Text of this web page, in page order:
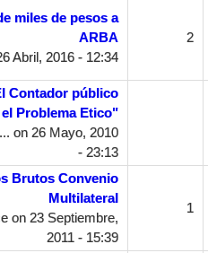
miles de pesos a
ARBA
Abril, 2016 - 12:34
2
Contador público
Problema Etico"
on 26 Mayo, 2010
- 23:13
Brutos Convenio
Multilateral
on 23 Septiembre,
2011 - 15:39
1